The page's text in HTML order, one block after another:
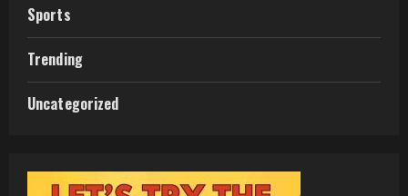
Sports
Trending
Uncategorized